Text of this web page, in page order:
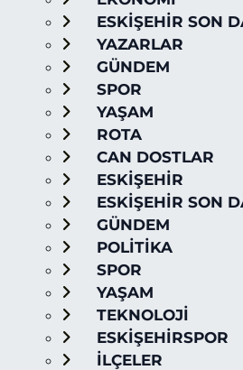
ESKİŞEHİR SON
YAZARLAR
GÜNDEM
SPOR
YAŞAM
ROTA
CAN DOSTLAR
ESKİŞEHİR
ESKİŞEHİR SON
GÜNDEM
POLİTİKA
SPOR
YAŞAM
TEKNOLOJİ
ESKİŞEHİRSPOR
İLÇELER